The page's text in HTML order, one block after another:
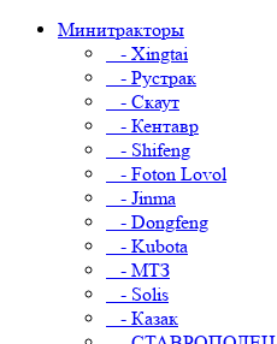
Минитракторы
- Xingtai
- Рустрак
- Скаут
- Кентавр
- Shifeng
- Foton Lovol
- Jinma
- Dongfeng
- Kubota
- МТЗ
- Solis
- Казак